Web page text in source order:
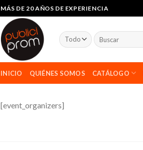
MÁS DE 20 AÑOS DE EXPERIENCIA
Buscar
por:
INICIO QUIÉNES SOMOS CATÁLOGO
[event_organizers]